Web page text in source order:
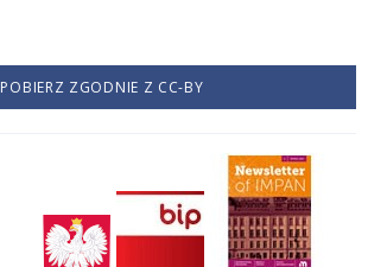
POBIERZ ZGODNIE Z CC-BY